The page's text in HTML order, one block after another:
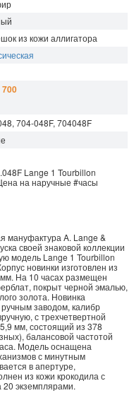
из кожи аллигатора
700
704-048F, 704048F
Lange 1 Tourbillon
на наручные #часы
мануфактура A. Lange &
своей знаковой коллекции
модель Lange 1 Tourbillon
новинки изготовлен из
На 10 часах размещен
покрыт черной эмалью,
золота. Новинка
заводом, калибр
с трехчетвертной
мм, состоящий из 378
балансовой частотой
Модель оснащена
с минутным
в апертуре,
из кожи крокодила с
экземплярами.